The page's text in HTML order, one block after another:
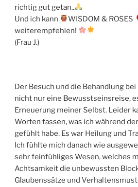
richtig gut getan..
Und ich kann
WISDOM & ROSES
weiterempfehlen!
(Frau J.)
Der Besuch und die Behandlung bei
nicht nur eine Bewusstseinsreise,
Erneuerung meiner Selbst. Leider
Worten fassen, was ich während
gefühlt habe. Es war Heilung und
Ich fühlte mich danach wie
sehr feinfühliges Wesen, welches
Achtsamkeit die unbewussten
Glaubenssätze und